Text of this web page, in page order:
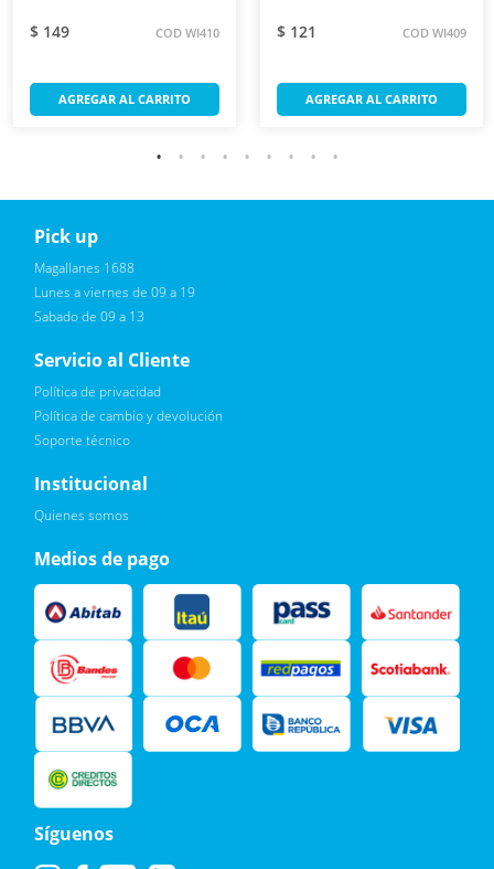
$ 149 COD WI410
AGREGAR AL CARRITO
$ 121 COD WI409
AGREGAR AL CARRITO
Reciba novedades, promociones exclusivas
Leí, soy consciente de las condiciones para el tratamiento de
mis datos personales y doy mi consentimiento, tal y como se
Pick up
Magallanes 1688
Lunes a viernes de 09 a 19
Sabado de 09 a 13
Servicio al Cliente
Política de privacidad
Política de cambio y devolución
Soporte técnico
Institucional
Quienes somos
Medios de pago
Síguenos